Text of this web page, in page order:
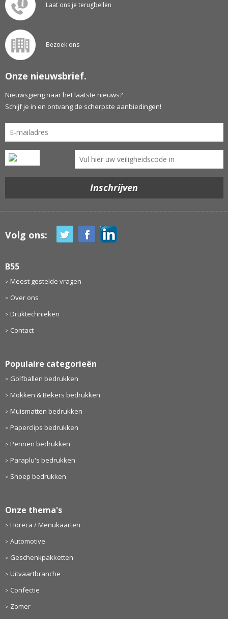
Laat ons je terugbellen
Bezoek ons
Onze nieuwsbrief.
Nieuwsgierig naar het laatste nieuws?
Schijf je in en ontvang de scherpste aanbiedingen!
Volg ons:
B55
Meest gestelde vragen
Over ons
Druktechnieken
Contact
Populaire categorieën
Golfballen bedrukken
Mokken & Bekers bedrukken
Muismatten bedrukken
Paperclips bedrukken
Pennen bedrukken
Paraplu's bedrukken
Snoep bedrukken
Onze thema's
Horeca / Menukaarten
Automotive
Geschenkpakketten
Uitvaartbranche
Confectie
Zomer